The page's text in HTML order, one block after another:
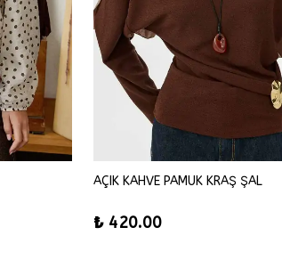
AÇIK KAHVE PAMUK KRAŞ ŞAL
₺ 420.00